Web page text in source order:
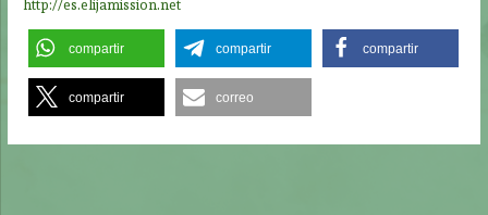
http://es.elijamission.net
compartir compartir compartir
compartir correo